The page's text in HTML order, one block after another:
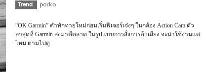
Trend porko
“OK Garmin” คำทักทายใหม่ก่อนเริ่มฟีเจอร์เจ๋งๆ ในกล้อง Action Cam ตัว
ล่าสุดที่ Garmin ส่งมาตีตลาด ในรูปแบบการสั่งการด้วเสียง จะน่าใช้งานแค่
ไหน ตามไปดู